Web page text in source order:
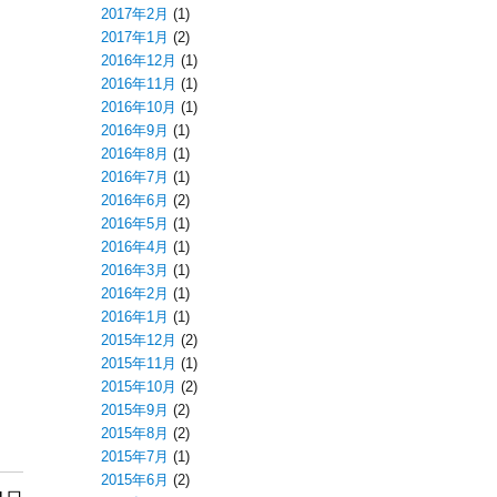
2017年2月 (1)
2017年1月 (2)
2016年12月 (1)
2016年11月 (1)
2016年10月 (1)
2016年9月 (1)
2016年8月 (1)
2016年7月 (1)
2016年6月 (2)
2016年5月 (1)
2016年4月 (1)
2016年3月 (1)
2016年2月 (1)
2016年1月 (1)
2015年12月 (2)
2015年11月 (1)
2015年10月 (2)
2015年9月 (2)
2015年8月 (2)
2015年7月 (1)
2015年6月 (2)